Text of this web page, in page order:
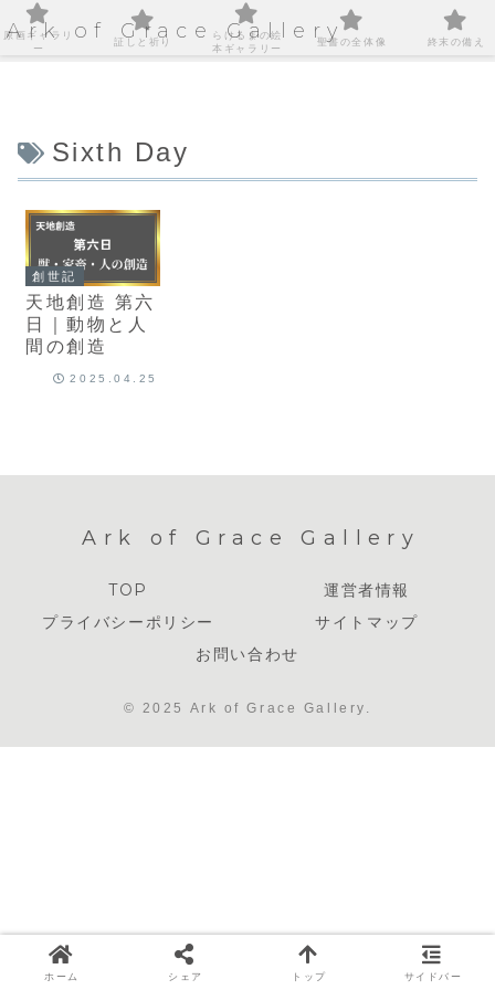
Ark of Grace Gallery
Sixth Day
創世記
天地創造 第六
日｜動物と人
間の創造
2025.04.25
Ark of Grace Gallery
TOP
運営者情報
プライバシーポリシー
サイトマップ
お問い合わせ
© 2025 Ark of Grace Gallery.
原画ギャラリ
ー
証しと祈り
らけるまの絵
本ギャラリー
聖書の全体像 終末の備え
ホーム シェア トップ サイドバー